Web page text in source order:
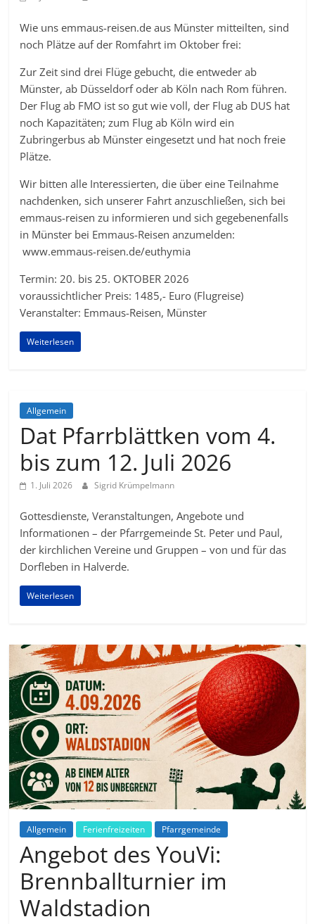
Wie uns emmaus-reisen.de aus Münster mitteilten, sind
noch Plätze auf der Romfahrt im Oktober frei:
Zur Zeit sind drei Flüge gebucht, die entweder ab
Münster, ab Düsseldorf oder ab Köln nach Rom führen.
Der Flug ab FMO ist so gut wie voll, der Flug ab DUS hat
noch Kapazitäten; zum Flug ab Köln wird ein
Zubringerbus ab Münster eingesetzt und hat noch freie
Plätze.
Wir bitten alle Interessierten, die über eine Teilnahme
nachdenken, sich unserer Fahrt anzuschließen, sich bei
emmaus-reisen zu informieren und sich gegebenenfalls
in Münster bei Emmaus-Reisen anzumelden:
www.emmaus-reisen.de/euthymia
Termin: 20. bis 25. OKTOBER 2026
voraussichtlicher Preis: 1485,- Euro (Flugreise)
Veranstalter: Emmaus-Reisen, Münster
Weiterlesen
Allgemein
Dat Pfarrblättken vom 4.
bis zum 12. Juli 2026
1. Juli 2026 Sigrid Krümpelmann
Gottesdienste, Veranstaltungen, Angebote und
Informationen – der Pfarrgemeinde St. Peter und Paul,
der kirchlichen Vereine und Gruppen – von und für das
Dorfleben in Halverde.
Weiterlesen
Allgemein Ferienfreizeiten Pfarrgemeinde
Angebot des YouVi:
Brennballturnier im
Waldstadion